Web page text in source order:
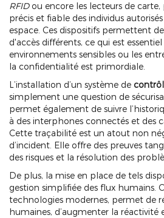
RFIDou encore les lecteurs de carte,
précis et fiable des individus
espace. Ces dispositifs permettent
d'accès différents, ce qui est
environnements sensibles ou les
la confidentialité est primordiale.
L’installation d’un système de
simplement une question de
permet également de suivre
à des interphones connectés et des
Cette traçabilité est un atout non
d’incident. Elle offre des preuves
des risques et la résolution des
De plus, la mise en place de tels
gestion simplifiée des flux humains.
technologies modernes, permet de
humaines, d’augmenter la réactivité